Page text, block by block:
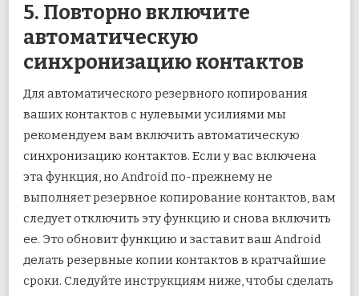
5. Повторно включите
автоматическую
синхронизацию контактов
Для автоматического резервного копирования
ваших контактов с нулевыми усилиями мы
рекомендуем вам включить автоматическую
синхронизацию контактов. Если у вас включена
эта функция, но Android по-прежнему не
выполняет резервное копирование контактов, вам
следует отключить эту функцию и снова включить
ее. Это обновит функцию и заставит ваш Android
делать резервные копии контактов в кратчайшие
сроки. Следуйте инструкциям ниже, чтобы сделать